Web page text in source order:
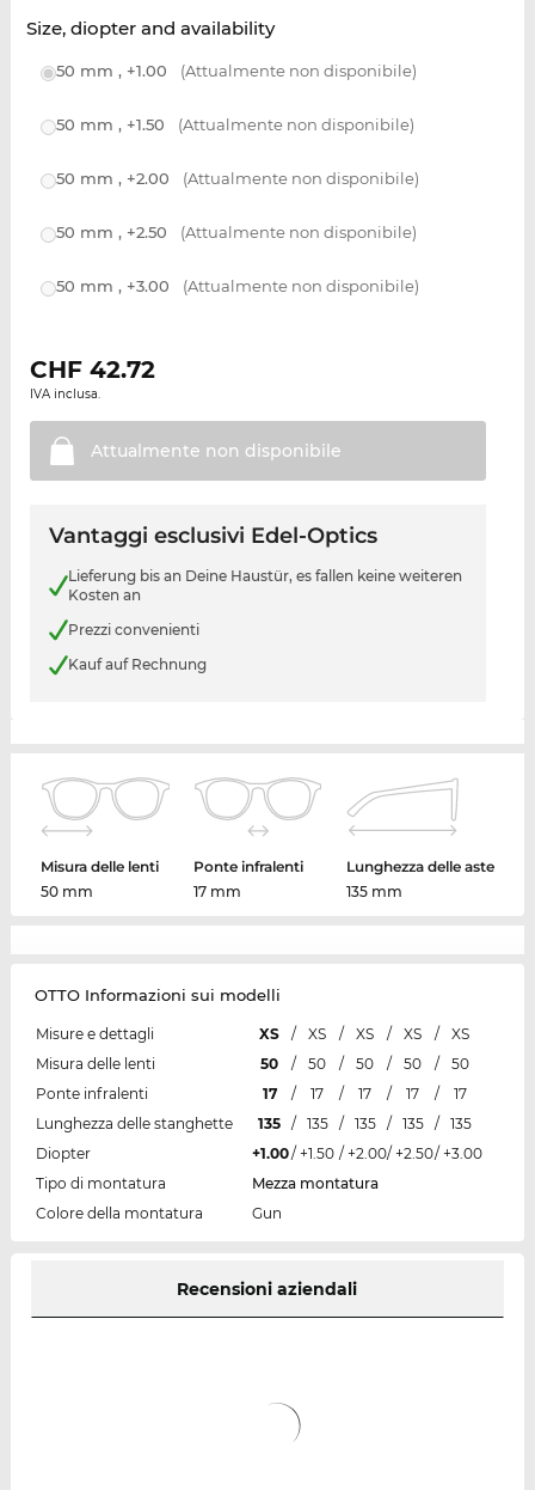
Size, diopter and availability
50 mm , +1.00 (Attualmente non disponibile)
50 mm , +1.50 (Attualmente non disponibile)
50 mm , +2.00 (Attualmente non disponibile)
50 mm , +2.50 (Attualmente non disponibile)
50 mm , +3.00 (Attualmente non disponibile)
CHF 42.72
IVA inclusa.
Attualmente non disponibile
Vantaggi esclusivi Edel-Optics
Lieferung bis an Deine Haustür, es fallen keine weiteren
Kosten an
Prezzi convenienti
Kauf auf Rechnung
Misura delle lenti
50 mm
Ponte infralenti
17 mm
Lunghezza delle aste
135 mm
OTTO Informazioni sui modelli
Misure e dettagli XS / XS / XS / XS /
XS
Misura delle lenti
50 / 50 / 50 / 50 /
50
Ponte infralenti
17 / 17 / 17 / 17 /
17
Lunghezza delle stanghette
135 / 135 / 135 / 135 /
135
Diopter
+1.00/ +1.50 / +2.00/ +2.50/ +3.00
Tipo di montatura
Mezza montatura
Colore della montatura
Gun
Recensioni aziendali